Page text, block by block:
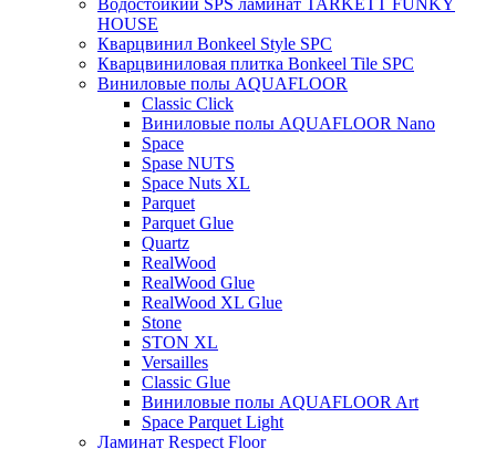
Водостойкий SPS ламинат TARKETT FUNKY
HOUSE
Кварцвинил Bonkeel Style SPC
Кварцвиниловая плитка Bonkeel Tile SPC
Виниловые полы AQUAFLOOR
Classic Click
Виниловые полы AQUAFLOOR Nano
Space
Spase NUTS
Space Nuts XL
Parquet
Parquet Glue
Quartz
RealWood
RealWood Glue
RealWood XL Glue
Stone
STON XL
Versailles
Classic Glue
Виниловые полы AQUAFLOOR Art
Space Parquet Light
Ламинат Respect Floor